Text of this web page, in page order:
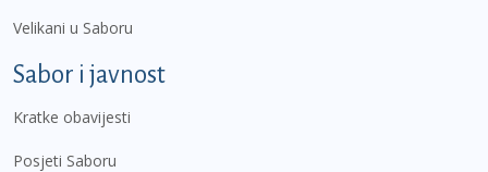
Velikani u Saboru
Sabor i javnost
Kratke obavijesti
Posjeti Saboru